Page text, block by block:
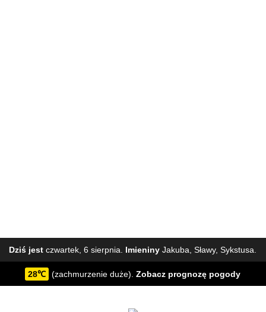
Dziś jest czwartek, 6 sierpnia. Imieniny Jakuba, Sławy, Sykstusa.
28℃ (zachmurzenie duże).Zobacz prognozę pogody